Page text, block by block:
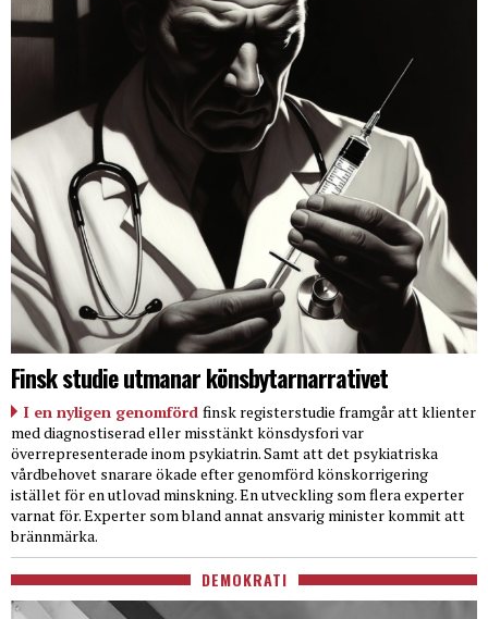
Finsk studie utmanar könsbytarnarrativet
I en nyligen genomförd finsk registerstudie framgår att klienter
med diagnostiserad eller misstänkt könsdysfori var
överrepresenterade inom psykiatrin. Samt att det psykiatriska
vårdbehovet snarare ökade efter genomförd könskorrigering
istället för en utlovad minskning. En utveckling som flera experter
varnat för. Experter som bland annat ansvarig minister kommit att
brännmärka.
DEMOKRATI